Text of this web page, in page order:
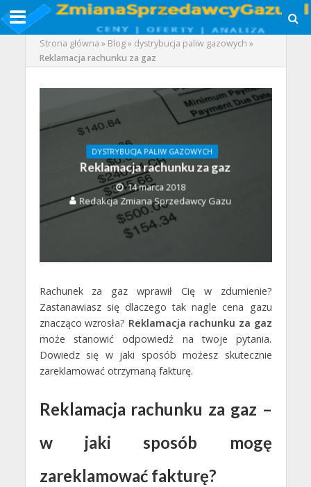
Strona główna » Blog» dystrybucja paliw gazowych »
Reklamacja rachunku za gaz
DYSTRYBUCJA PALIW GAZOWYCH
Reklamacja rachunku za gaz
14 marca 2018
Redakcja Zmiana Sprzedawcy Gazu
Rachunek za gaz wprawił Cię w zdumienie?
Zastanawiasz się dlaczego tak nagle cena gazu
znacząco wzrosła? Reklamacja rachunku za gaz
może stanowić odpowiedź na twoje pytania.
Dowiedz się w jaki sposób możesz skutecznie
zareklamować otrzymaną fakturę.
Reklamacja rachunku za gaz –
w jaki sposób mogę
zareklamować fakturę?